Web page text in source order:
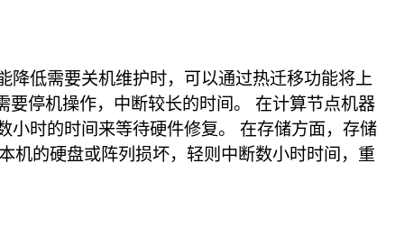
低需要关机维护时，可以通过热迁移功能将上
停机操作，中断较长的时间。 在计算节点机器
小时的时间来等待硬件修复。 在存储方面，存储
机的硬盘或阵列损坏，轻则中断数小时时间，重